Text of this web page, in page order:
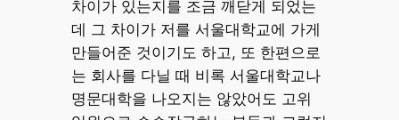
차이가 있는지를 조금 깨닫게 되었는
데 그 차이가 저를 서울대학교에 가게
만들어준 것이기도 하고, 또 한편으로
는 회사를 다닐 때 비록 서울대학교나
명문대학을 나오지는 않았어도 고위